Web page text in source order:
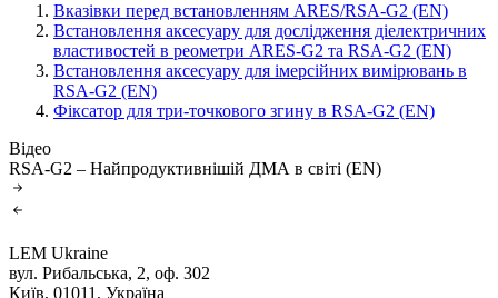
Вказівки перед встановленням ARES/RSA-G2 (EN)
Встановлення аксесуару для дослідження діелектричних
властивостей в реометри ARES-G2 та RSA-G2 (EN)
Встановлення аксесуару для імерсійних вимірювань в
RSA-G2 (EN)
Фіксатор для три-точкового згину в RSA-G2 (EN)
Відео
RSA-G2 – Найпродуктивнішій ДМА в світі (EN)
LEM Ukraine
вул. Рибальська, 2, оф. 302
Київ, 01011, Україна